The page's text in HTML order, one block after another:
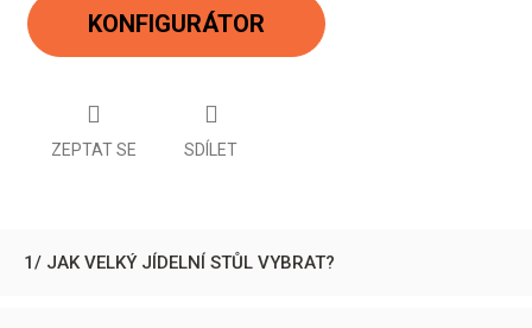
cena:
KONFIGURÁTOR
ZEPTAT SE SDÍLET
1/ JAK VELKÝ JÍDELNÍ STŮL VYBRAT?